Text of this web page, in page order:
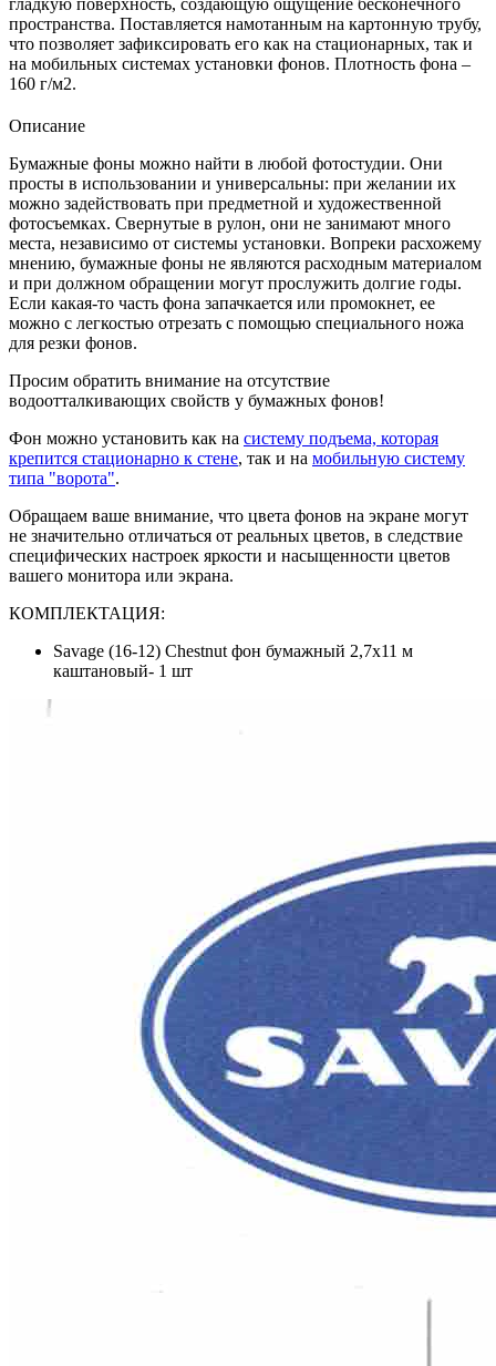
пространства. Поставляется намотанным на картонную трубу,
что позволяет зафиксировать его как на стационарных, так и
на мобильных системах установки фонов. Плотность фона –
160 г/м2.
Описание
Бумажные фоны можно найти в любой фотостудии. Они
просты в использовании и универсальны: при желании их
можно задействовать при предметной и художественной
фотосъемках. Свернутые в рулон, они не занимают много
места, независимо от системы установки. Вопреки расхожему
мнению, бумажные фоны не являются расходным материалом
и при должном обращении могут прослужить долгие годы.
Если какая-то часть фона запачкается или промокнет, ее
можно с легкостью отрезать с помощью специального ножа
для резки фонов.
Просим обратить внимание на отсутствие
водоотталкивающих свойств у бумажных фонов!
Фон можно установить как на систему подъема, которая
крепится стационарно к стене, так и на мобильную систему
типа "ворота".
Обращаем ваше внимание, что цвета фонов на экране могут
не значительно отличаться от реальных цветов, в следствие
специфических настроек яркости и насыщенности цветов
вашего монитора или экрана.
КОМПЛЕКТАЦИЯ:
Savage (16-12) Chestnut фон бумажный 2,7x11 м
каштановый- 1 шт